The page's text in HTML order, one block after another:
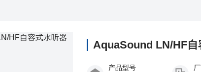
AquaSound LN/HF自
产品型号